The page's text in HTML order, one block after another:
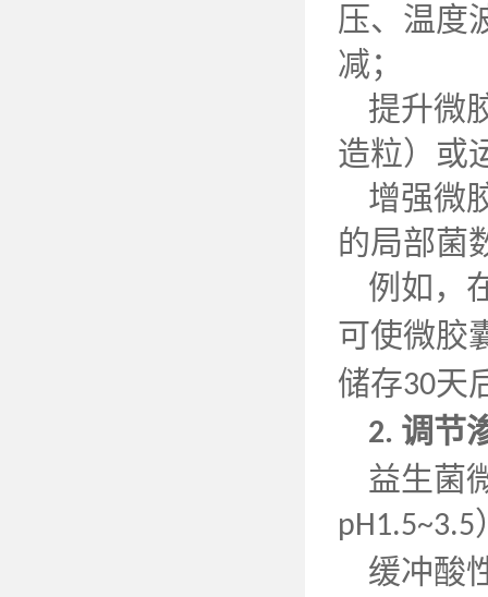
压、温度
减；
提升微
造粒）或
增强微
的局部菌
例如，
可使微胶
储存30天
2. 调节
益生菌
pH1.5~3.5
缓冲酸